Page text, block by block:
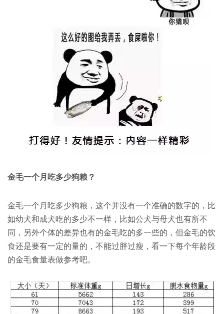
金毛一个月吃多少狗粮？
金毛一个月吃多少狗粮，这个并没有一个准确的数字的，比
如幼犬和成犬吃的多少不一样，比如公犬与母犬也有所不
同，另外个体的差异也有的金毛吃的多一些的，但金毛的饮
食还是要有一定的量的，不能过胖过瘦，看一下每个年龄段
的金毛食量表做参考吧。